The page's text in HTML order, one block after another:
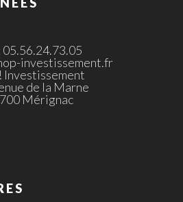
05.56.24.73.05
investissement.fr
Investissement
de la Marne
Mérignac